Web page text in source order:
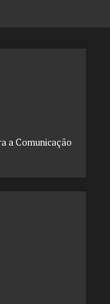
a Comunicação